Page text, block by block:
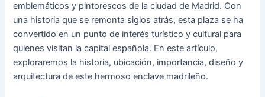
emblemáticos y pintorescos de la ciudad de Madrid. Con
una historia que se remonta siglos atrás, esta plaza se ha
convertido en un punto de interés turístico y cultural para
quienes visitan la capital española. En este artículo,
exploraremos la historia, ubicación, importancia, diseño y
arquitectura de este hermoso enclave madrileño.